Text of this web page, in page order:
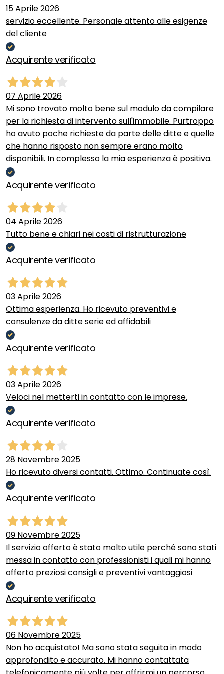
15 Aprile 2026
servizio eccellente. Personale attento alle esigenze
del cliente
Acquirente verificato
07 Aprile 2026
Mi sono trovato molto bene sul modulo da compilare
per la richiesta di intervento sull'immobile. Purtroppo
ho avuto poche richieste da parte delle ditte e quelle
che hanno risposto non sempre erano molto
disponibili. In complesso la mia esperienza è positiva.
Acquirente verificato
04 Aprile 2026
Tutto bene e chiari nei costi di ristrutturazione
Acquirente verificato
03 Aprile 2026
Ottima esperienza. Ho ricevuto preventivi e
consulenze da ditte serie ed affidabili
Acquirente verificato
03 Aprile 2026
Veloci nel metterti in contatto con le imprese.
Acquirente verificato
28 Novembre 2025
Ho ricevuto diversi contatti. Ottimo. Continuate così.
Acquirente verificato
09 Novembre 2025
Il servizio offerto è stato molto utile perché sono stati
messa in contatto con professionisti i quali mi hanno
offerto preziosi consigli e preventivi vantaggiosi
Acquirente verificato
06 Novembre 2025
Non ho acquistato! Ma sono stata seguita in modo
approfondito e accurato. Mi hanno contattata